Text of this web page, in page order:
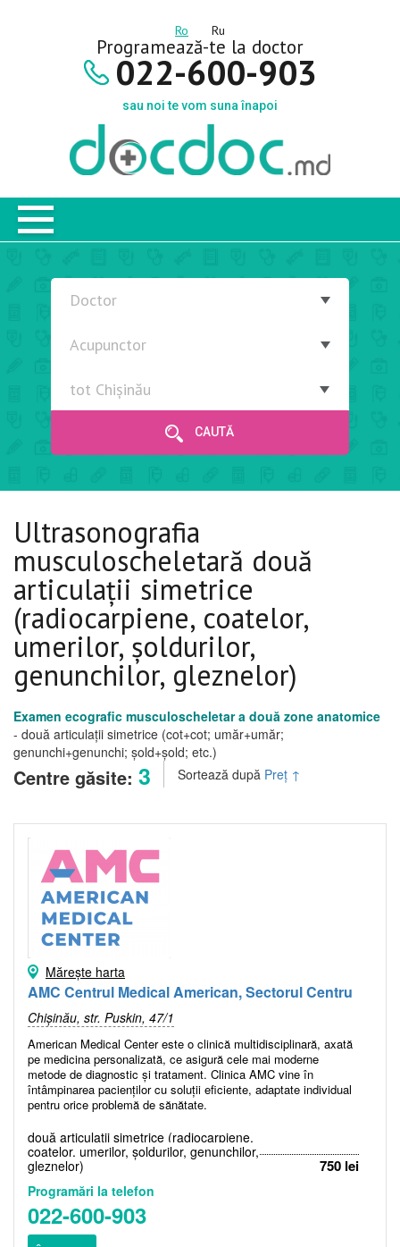
Ro Ru
Programează-te la doctor
022-600-903
sau noi te vom suna înapoi
CAUTĂ
Ultrasonografia
musculoscheletară două
articulații simetrice
(radiocarpiene, coatelor,
umerilor, șoldurilor,
genunchilor, gleznelor)
Examen ecografic musculoscheletar a două zone anatomice
- două articulații simetrice (cot+cot; umăr+umăr;
genunchi+genunchi; șold+șold; etc.)
Centre găsite: 3 Sortează după Preț ↑
Mărește harta
AMC Centrul Medical American, Sectorul Centru
Chișinău, str. Puskin, 47/1
American Medical Center este o clinică multidisciplinară, axată
pe medicina personalizată, ce asigură cele mai moderne
metode de diagnostic și tratament. Clinica AMC vine în
întâmpinarea pacienților cu soluții eficiente, adaptate individual
pentru orice problemă de sănătate.
două articulații simetrice (radiocarpiene,
coatelor, umerilor, șoldurilor, genunchilor,
gleznelor)
750 lei
Programări la telefon
022-600-903